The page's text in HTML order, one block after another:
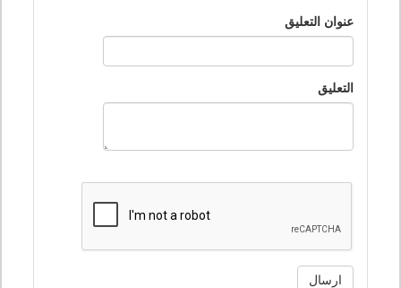
عنوان التعليق
التعليق
ارسال